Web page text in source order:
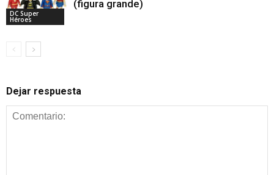
DC Super
Héroes
(figura grande)
Dejar respuesta